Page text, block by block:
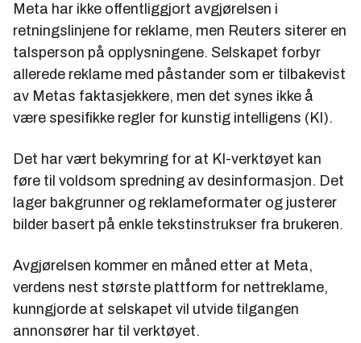
Meta har ikke offentliggjort avgjørelsen i
retningslinjene for reklame, men Reuters siterer en
talsperson på opplysningene. Selskapet forbyr
allerede reklame med påstander som er tilbakevist
av Metas faktasjekkere, men det synes ikke å
være spesifikke regler for kunstig intelligens (KI).
Det har vært bekymring for at KI-verktøyet kan
føre til voldsom spredning av desinformasjon. Det
lager bakgrunner og reklameformater og justerer
bilder basert på enkle tekstinstrukser fra brukeren.
Avgjørelsen kommer en måned etter at Meta,
verdens nest største plattform for nettreklame,
kunngjorde at selskapet vil utvide tilgangen
annonsører har til verktøyet.